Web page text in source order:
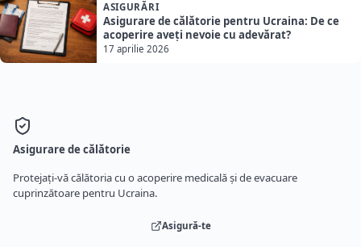
ASIGURĂRI
Asigurare de călătorie pentru Ucraina: De ce
acoperire aveți nevoie cu adevărat?
17 aprilie 2026
Asigurare de călătorie
Protejați-vă călătoria cu o acoperire medicală și de evacuare
cuprinzătoare pentru Ucraina.
Asigură-te